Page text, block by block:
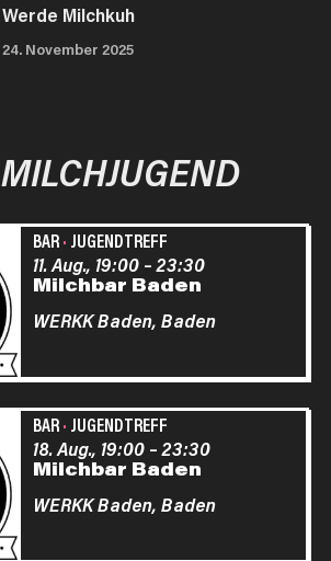
Werde Milchkuh
24. November 2025
MILCHJUGEND
BAR· JUGENDTREFF
Milchbar Baden
11. Aug., 19:00–23:30
WERKK Baden, Baden
BAR· JUGENDTREFF
Milchbar Baden
18. Aug., 19:00–23:30
WERKK Baden, Baden